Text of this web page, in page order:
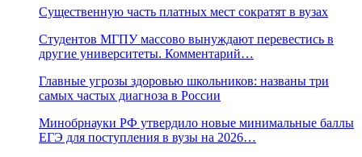
Существенную часть платных мест сократят в вузах
Студентов МГПУ массово вынуждают перевестись в
другие университеты. Комментарий…
Главные угрозы здоровью школьников: названы три
самых частых диагноза в России
Минобрнауки РФ утвердило новые минимальные баллы
ЕГЭ для поступления в вузы на 2026…